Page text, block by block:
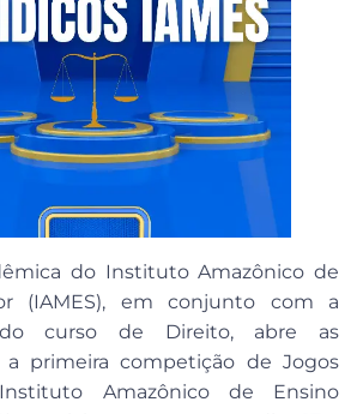
do Instituto Amazônico de
(IAMES), em conjunto com a
do curso de Direito, abre as
a primeira competição de Jogos
Amazônico de Ensino